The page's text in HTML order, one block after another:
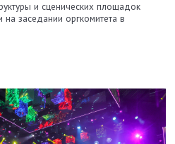
и сценических площадок
заседании оргкомитета в